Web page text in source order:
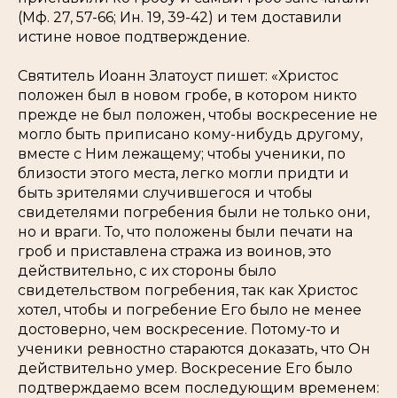
(Мф. 27, 57-66; Ин. 19, 39-42) и тем доставили
истине новое подтверждение.
Святитель Иоанн Златоуст пишет: «Христос
положен был в новом гробе, в котором никто
прежде не был положен, чтобы воскресение не
могло быть приписано кому-нибудь другому,
вместе с Ним лежащему; чтобы ученики, по
близости этого места, легко могли придти и
быть зрителями случившегося и чтобы
свидетелями погребения были не только они,
но и враги. То, что положены были печати на
гроб и приставлена стража из воинов, это
действительно, с их стороны было
свидетельством погребения, так как Христос
хотел, чтобы и погребение Его было не менее
достоверно, чем воскресение. Потому-то и
ученики ревностно стараются доказать, что Он
действительно умер. Воскресение Его было
подтверждаемо всем последующим временем: